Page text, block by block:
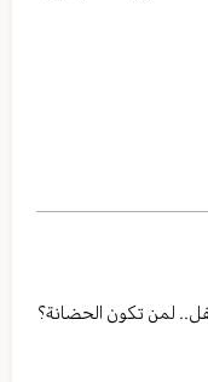
لمن تكون الحضانة؟